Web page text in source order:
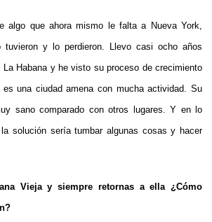
algo que ahora mismo le falta a Nueva York,
tuvieron y lo perdieron. Llevo casi ocho años
La Habana y he visto su proceso de crecimiento
una ciudad amena con mucha actividad. Su
sano comparado con otros lugares. Y en lo
solución sería tumbar algunas cosas y hacer
Vieja y siempre retornas a ella ¿Cómo